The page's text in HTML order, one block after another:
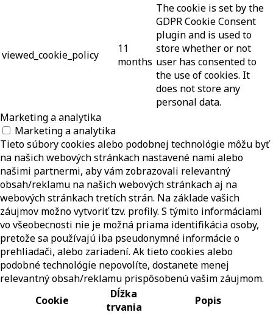
viewed_cookie_policy
11
months
The cookie is set by the
GDPR Cookie Consent
plugin and is used to
store whether or not
user has consented to
the use of cookies. It
does not store any
personal data.
Marketing a analytika
Marketing a analytika
Tieto súbory cookies alebo podobnej technológie môžu byť
na našich webových stránkach nastavené nami alebo
našimi partnermi, aby vám zobrazovali relevantný
obsah/reklamu na našich webových stránkach aj na
webových stránkach tretích strán. Na základe vašich
záujmov možno vytvoriť tzv. profily. S týmito informáciami
vo všeobecnosti nie je možná priama identifikácia osoby,
pretože sa používajú iba pseudonymné informácie o
prehliadači, alebo zariadení. Ak tieto cookies alebo
podobné technológie nepovolíte, dostanete menej
relevantný obsah/reklamu prispôsobenú vašim záujmom.
Cookie
Dĺžka
trvania
Popis